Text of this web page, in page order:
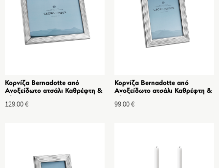
Κορνίζα Bernadotte από
Ανοξείδωτο ατσάλι Καθρέφτη &
129.00€
Κορνίζα Bernadotte από
Ανοξείδωτο ατσάλι Καθρέφτη &
99.00€